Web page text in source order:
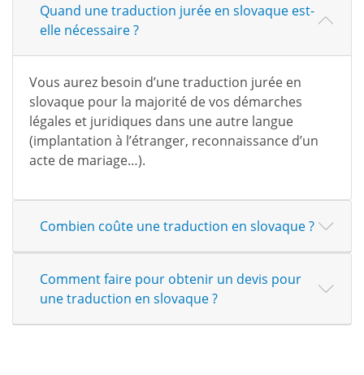
Quand une traduction jurée en slovaque est-
elle nécessaire ?
Vous aurez besoin d’une traduction jurée en
slovaque pour la majorité de vos démarches
légales et juridiques dans une autre langue
(implantation à l’étranger, reconnaissance d’un
acte de mariage…).
Combien coûte une traduction en slovaque ?
Comment faire pour obtenir un devis pour
une traduction en slovaque ?